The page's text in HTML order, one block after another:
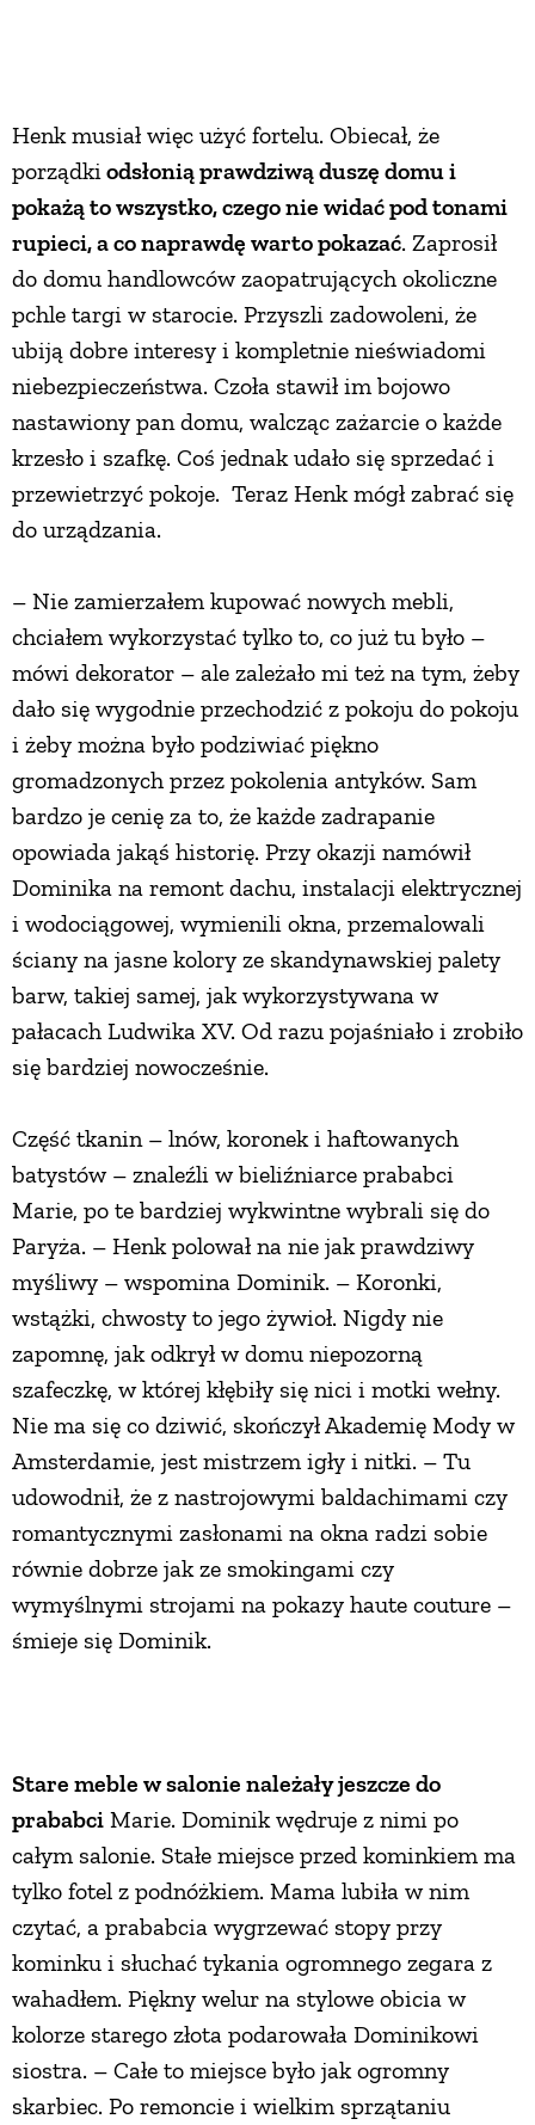
Henk musiał więc użyć fortelu. Obiecał, że
porządkiodsłonią prawdziwą duszę domu i
pokażą to wszystko, czego nie widać pod tonami
rupieci, a co naprawdę warto pokazać. Zaprosił
do domu handlowców zaopatrujących okoliczne
pchle targi w starocie. Przyszli zadowoleni, że
ubiją dobre interesy i kompletnie nieświadomi
niebezpieczeństwa. Czoła stawił im bojowo
nastawiony pan domu, walcząc zażarcie o każde
krzesło i szafkę. Coś jednak udało się sprzedać i
przewietrzyć pokoje. Teraz Henk mógł zabrać się
do urządzania.
– Nie zamierzałem kupować nowych mebli,
chciałem wykorzystać tylko to, co już tu było –
mówi dekorator – ale zależało mi też na tym, żeby
dało się wygodnie przechodzić z pokoju do pokoju
i żeby można było podziwiać piękno
gromadzonych przez pokolenia antyków. Sam
bardzo je cenię za to, że każde zadrapanie
opowiada jakąś historię. Przy okazji namówił
Dominika na remont dachu, instalacji elektrycznej
i wodociągowej, wymienili okna, przemalowali
ściany na jasne kolory ze skandynawskiej palety
barw, takiej samej, jak wykorzystywana w
pałacach Ludwika XV. Od razu pojaśniało i zrobiło
się bardziej nowocześnie.
Część tkanin – lnów, koronek i haftowanych
batystów – znaleźli w bieliźniarce prababci
Marie, po te bardziej wykwintne wybrali się do
Paryża. – Henk polował na nie jak prawdziwy
myśliwy – wspomina Dominik. – Koronki,
wstążki, chwosty to jego żywioł. Nigdy nie
zapomnę, jak odkrył w domu niepozorną
szafeczkę, w której kłębiły się nici i motki wełny.
Nie ma się co dziwić, skończył Akademię Mody w
Amsterdamie, jest mistrzem igły i nitki. – Tu
udowodnił, że z nastrojowymi baldachimami czy
romantycznymi zasłonami na okna radzi sobie
równie dobrze jak ze smokingami czy
wymyślnymi strojami na pokazy haute couture –
śmieje się Dominik.
Stare meble w salonie należały jeszcze do
prababci Marie. Dominik wędruje z nimi po
całym salonie. Stałe miejsce przed kominkiem ma
tylko fotel z podnóżkiem. Mama lubiła w nim
czytać, a prababcia wygrzewać stopy przy
kominku i słuchać tykania ogromnego zegara z
wahadłem. Piękny welur na stylowe obicia w
kolorze starego złota podarowała Dominikowi
siostra. – Całe to miejsce było jak ogromny
skarbiec. Po remoncie i wielkim sprzątaniu